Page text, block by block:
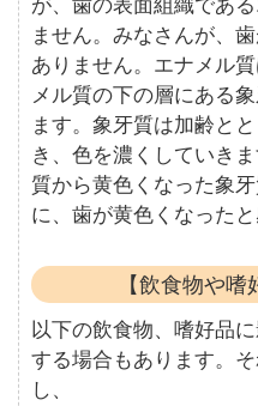
が、歯の表面組織であ
ません。みなさんが、
ありません。エナメル
メル質の下の層にある
ます。象牙質は加齢と
き、色を濃くしていき
質から黄色くなった象
に、歯が黄色くなった
【飲食物や嗜
以下の飲食物、嗜好品
する場合もあります。
し、